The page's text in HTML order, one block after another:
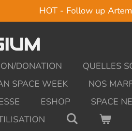
HOT - Follow up
DONATION QUELLES
SPACE WEEK
NOS
ESHOP SPACE